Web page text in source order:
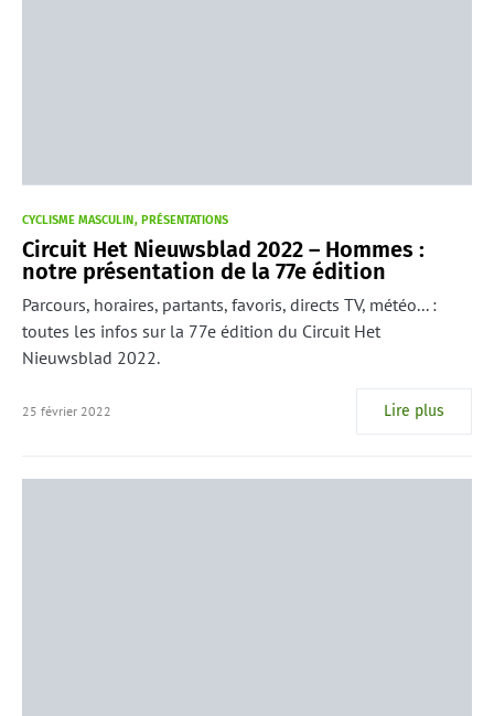
CYCLISME MASCULIN PRÉSENTATIONS
Circuit Het Nieuwsblad 2022 – Hommes :
notre présentation de la 77e édition
Parcours, horaires, partants, favoris, directs TV, météo... :
toutes les infos sur la 77e édition du Circuit Het
Nieuwsblad 2022.
25 février 2022 Lire plus